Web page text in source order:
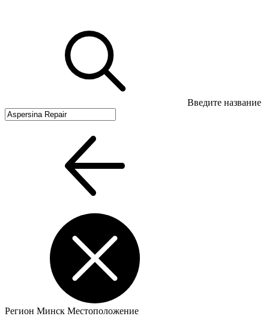
Введите название
Регион Минск Местоположение